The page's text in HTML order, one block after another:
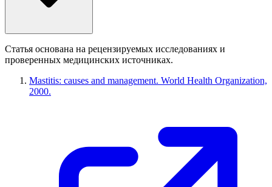
Статья основана на рецензируемых исследованиях и
проверенных медицинских источниках.
Mastitis: causes and management. World Health Organization,
2000.